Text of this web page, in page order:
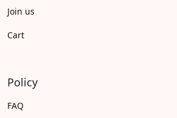
Join us
Cart
Policy
FAQ